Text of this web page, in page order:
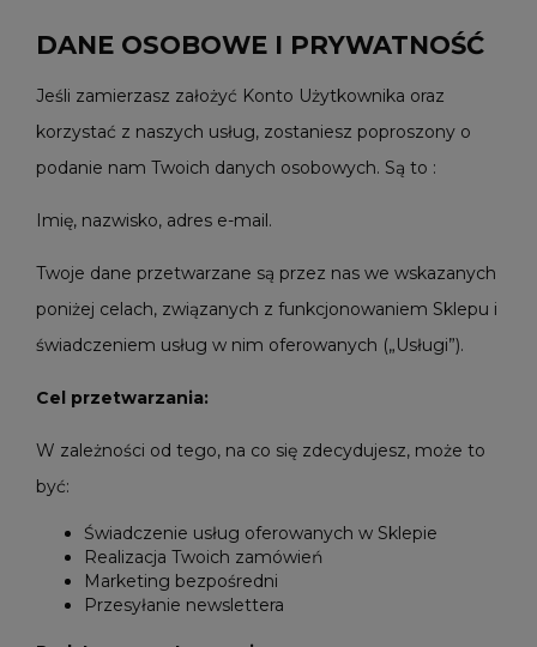
DANE OSOBOWE I PRYWATNOŚĆ
Jeśli zamierzasz założyć Konto Użytkownika oraz
korzystać z naszych usług, zostaniesz poproszony o
podanie nam Twoich danych osobowych. Są to :
Imię, nazwisko, adres e-mail.
Twoje dane przetwarzane są przez nas we wskazanych
poniżej celach, związanych z funkcjonowaniem Sklepu i
świadczeniem usług w nim oferowanych („Usługi”).
Cel przetwarzania:
W zależności od tego, na co się zdecydujesz, może to
być:
Świadczenie usług oferowanych w Sklepie
Realizacja Twoich zamówień
Marketing bezpośredni
Przesyłanie newslettera